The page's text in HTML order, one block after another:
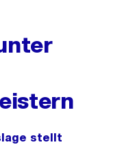
stellt